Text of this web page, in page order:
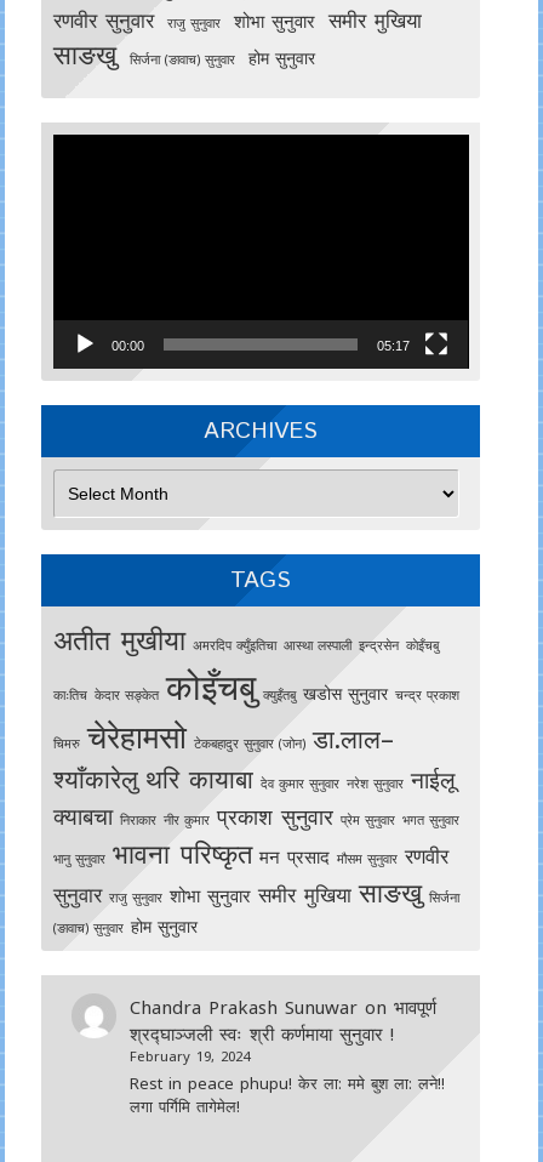
रणवीर सुनुवार राजु सुनुवार शोभा सुनुवार समीर मुखिया
साङखु सिर्जना (ङावाच) सुनुवार होम सुनुवार
00:00 05:17
ARCHIVES
TAGS
अतीत मुखीया अमरदिप क्युँइतिचा आस्था लस्पाली इन्द्रसेन काेइँचबु
काःतिच केदार सङ्केत कोइँचबु क्युइँतबु खडोस सुनुवार चन्द्र प्रकाश
चिमरु चेरेहामसो टेकबहादुर सुनुवार (जोन) डा.लाल–
श्याँकारेलु थरि कायाबा देव कुमार सुनुवार नरेश सुनुवार नाईलू
क्याबचा निराकार नीर कुमार प्रकाश सुनुवार प्रेम सुनुवार भगत सुनुवार
भानु सुनुवार भावना परिष्कृत मन प्रसाद मौसम सुनुवार रणवीर
सुनुवार राजु सुनुवार शोभा सुनुवार समीर मुखिया साङखु सिर्जना
(ङावाच) सुनुवार होम सुनुवार
Chandra Prakash Sunuwar onभावपूर्ण
श्रद्घाञ्जली स्वः श्री कर्णमाया सुनुवार !
February 19, 2024
Rest in peace phupu! केर ला: ममे बुश ला: लने!!
लगा पर्गिमि तागेमेल!